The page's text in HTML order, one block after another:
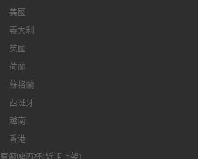
美國
義大利
英國
荷蘭
蘇格蘭
西班牙
越南
香港
原廠啤酒杯(近期上架)